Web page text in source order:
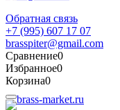
Обратная связь
+7 (995) 607 17 07
brasspiter@gmail.com
Сравнение0
Избранное0
Корзина0